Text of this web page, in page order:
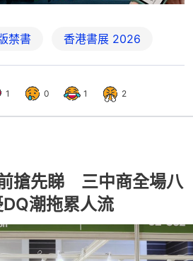
禁書 香港書展 2026
1 0 1 2
搶先睇 三中商全場八
潮拖累人流